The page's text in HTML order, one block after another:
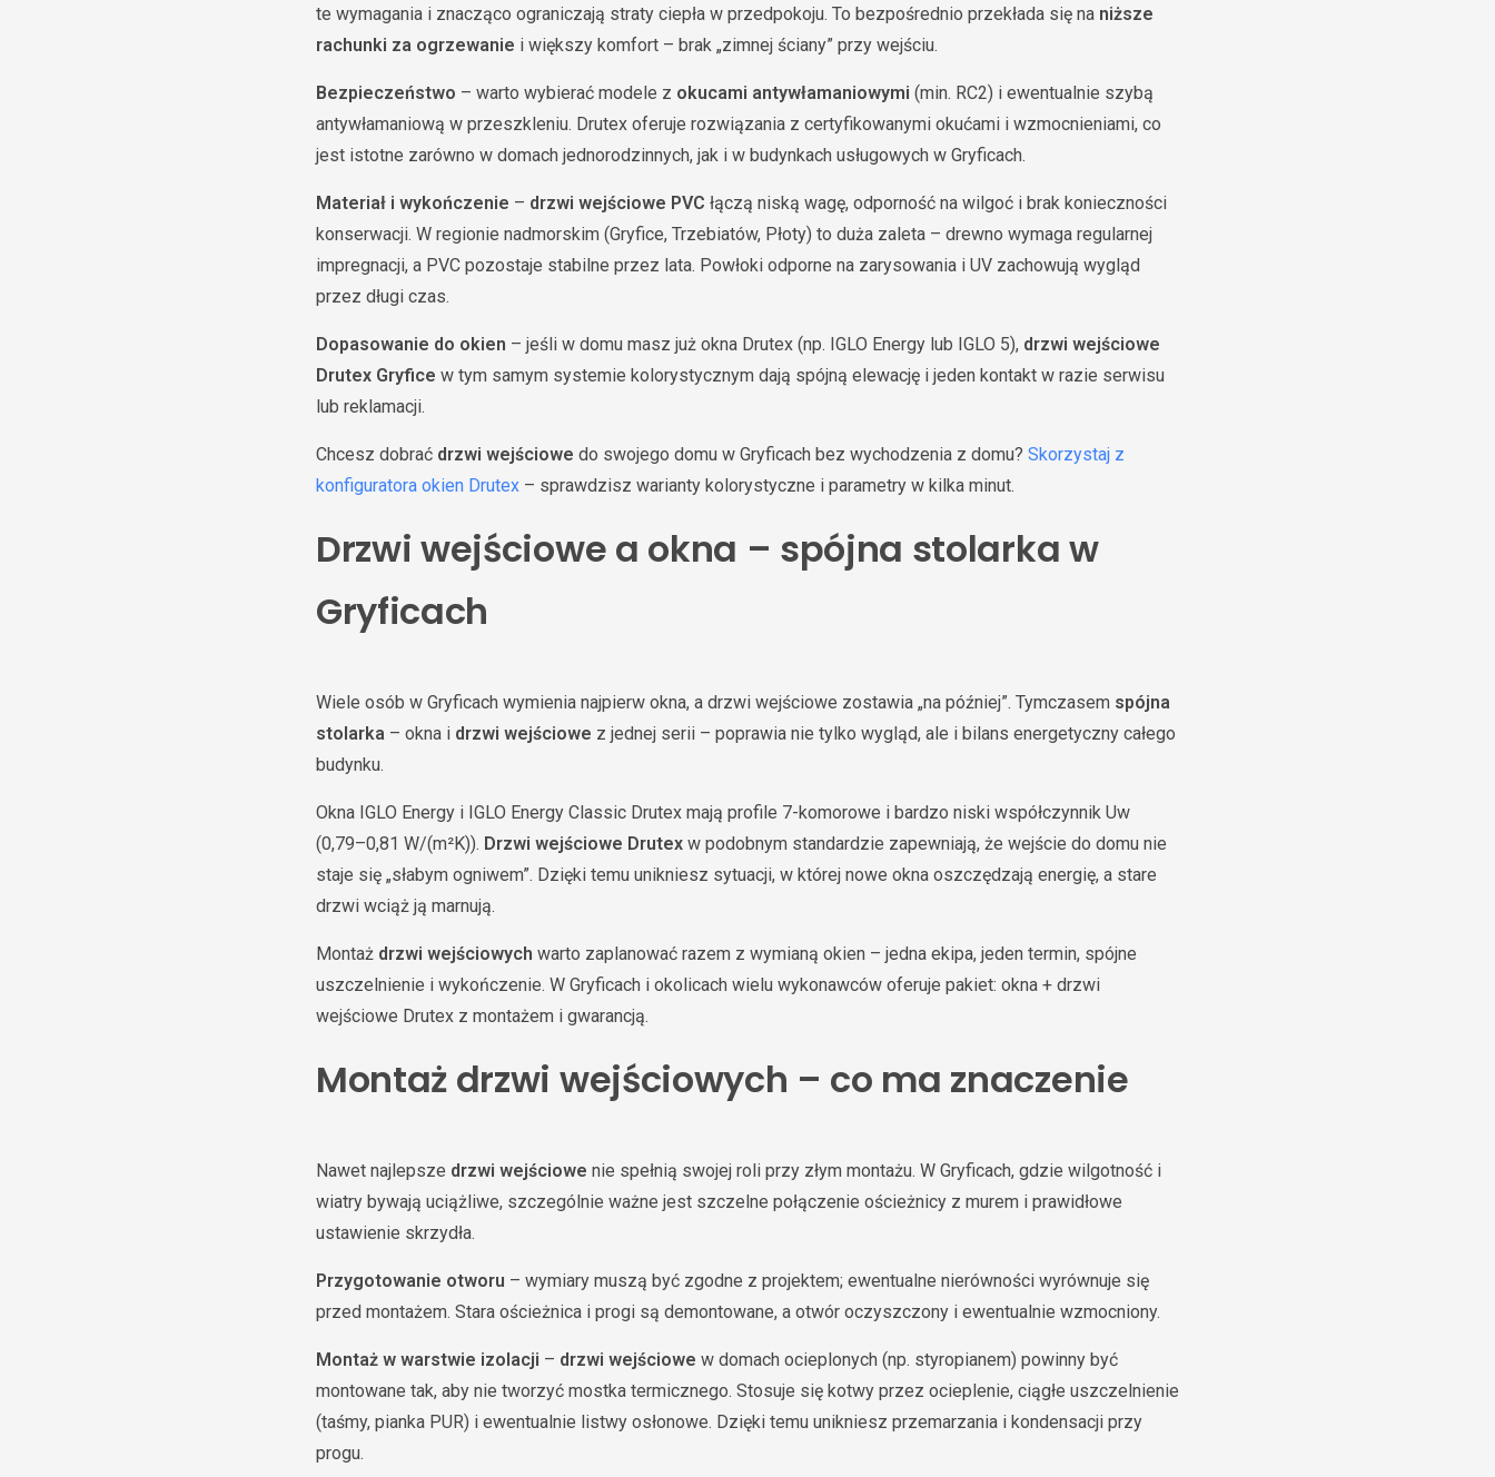
te wymagania i znacząco ograniczają straty ciepła w przedpokoju. To bezpośrednio przekłada się na niższe
rachunki za ogrzewanie i większy komfort – brak „zimnej ściany” przy wejściu.
Bezpieczeństwo – warto wybierać modele z okucami antywłamaniowymi (min. RC2) i ewentualnie szybą
antywłamaniową w przeszkleniu. Drutex oferuje rozwiązania z certyfikowanymi okućami i wzmocnieniami, co
jest istotne zarówno w domach jednorodzinnych, jak i w budynkach usługowych w Gryficach.
Materiał i wykończenie – drzwi wejściowe PVC łączą niską wagę, odporność na wilgoć i brak konieczności
konserwacji. W regionie nadmorskim (Gryfice, Trzebiatów, Płoty) to duża zaleta – drewno wymaga regularnej
impregnacji, a PVC pozostaje stabilne przez lata. Powłoki odporne na zarysowania i UV zachowują wygląd
przez długi czas.
Dopasowanie do okien – jeśli w domu masz już okna Drutex (np. IGLO Energy lub IGLO 5), drzwi wejściowe
Drutex Gryfice w tym samym systemie kolorystycznym dają spójną elewację i jeden kontakt w razie serwisu
lub reklamacji.
Chcesz dobrać drzwi wejściowe do swojego domu w Gryficach bez wychodzenia z domu? Skorzystaj z
konfiguratora okien Drutex – sprawdzisz warianty kolorystyczne i parametry w kilka minut.
Drzwi wejściowe a okna – spójna stolarka w
Gryficach
Wiele osób w Gryficach wymienia najpierw okna, a drzwi wejściowe zostawia „na później”. Tymczasem spójna
stolarka – okna i drzwi wejściowe z jednej serii – poprawia nie tylko wygląd, ale i bilans energetyczny całego
budynku.
Okna IGLO Energy i IGLO Energy Classic Drutex mają profile 7-komorowe i bardzo niski współczynnik Uw
(0,79–0,81 W/(m²K)). Drzwi wejściowe Drutex w podobnym standardzie zapewniają, że wejście do domu nie
staje się „słabym ogniwem”. Dzięki temu unikniesz sytuacji, w której nowe okna oszczędzają energię, a stare
drzwi wciąż ją marnują.
Montaż drzwi wejściowych warto zaplanować razem z wymianą okien – jedna ekipa, jeden termin, spójne
uszczelnienie i wykończenie. W Gryficach i okolicach wielu wykonawców oferuje pakiet: okna + drzwi
wejściowe Drutex z montażem i gwarancją.
Montaż drzwi wejściowych – co ma znaczenie
Nawet najlepsze drzwi wejściowe nie spełnią swojej roli przy złym montażu. W Gryficach, gdzie wilgotność i
wiatry bywają uciążliwe, szczególnie ważne jest szczelne połączenie ościeżnicy z murem i prawidłowe
ustawienie skrzydła.
Przygotowanie otworu – wymiary muszą być zgodne z projektem; ewentualne nierówności wyrównuje się
przed montażem. Stara ościeżnica i progi są demontowane, a otwór oczyszczony i ewentualnie wzmocniony.
Montaż w warstwie izolacji – drzwi wejściowe w domach ocieplonych (np. styropianem) powinny być
montowane tak, aby nie tworzyć mostka termicznego. Stosuje się kotwy przez ocieplenie, ciągłe uszczelnienie
(taśmy, pianka PUR) i ewentualnie listwy osłonowe. Dzięki temu unikniesz przemarzania i kondensacji przy
progu.